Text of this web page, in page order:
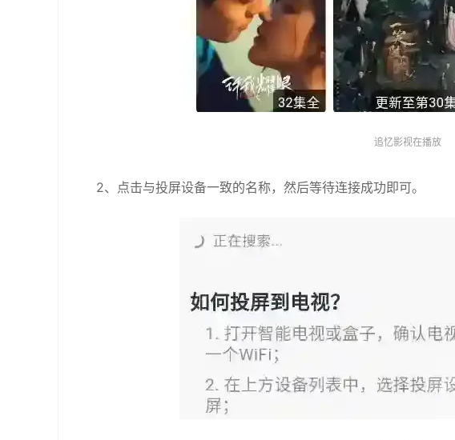
追忆影视在播放
2、点击与投屏设备一致的名称，然后等待连接成功即可。